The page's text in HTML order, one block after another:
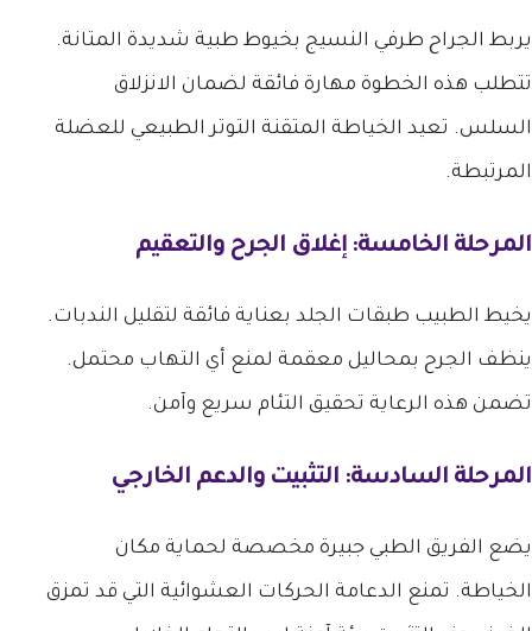
يربط الجراح طرفي النسيج بخيوط طبية شديدة المتانة.
تتطلب هذه الخطوة مهارة فائقة لضمان الانزلاق
السلس. تعيد الخياطة المتقنة التوتر الطبيعي للعضلة
المرتبطة.
المرحلة الخامسة: إغلاق الجرح والتعقيم
يخيط الطبيب طبقات الجلد بعناية فائقة لتقليل الندبات.
ينظف الجرح بمحاليل معقمة لمنع أي التهاب محتمل.
تضمن هذه الرعاية تحقيق التئام سريع وآمن.
المرحلة السادسة: التثبيت والدعم الخارجي
يضع الفريق الطبي جبيرة مخصصة لحماية مكان
الخياطة. تمنع الدعامة الحركات العشوائية التي قد تمزق